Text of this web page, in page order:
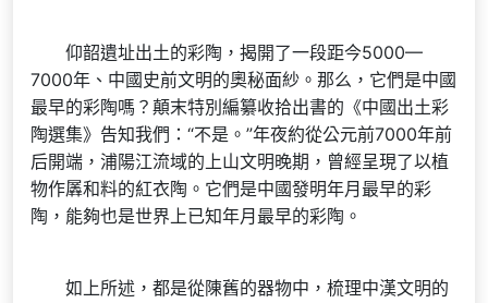
仰韶遺址出土的彩陶，揭開了一段距今5000—
7000年、中國史前文明的奧秘面紗。那么，它們是中國
最早的彩陶嗎？顛末特別編纂收拾出書的《中國出土彩
陶選集》告知我們：“不是。”年夜約從公元前7000年前
后開端，浦陽江流域的上山文明晚期，曾經呈現了以植
物作羼和料的紅衣陶。它們是中國發明年月最早的彩
陶，能夠也是世界上已知年月最早的彩陶。
如上所述，都是從陳舊的器物中，梳理中漢文明的